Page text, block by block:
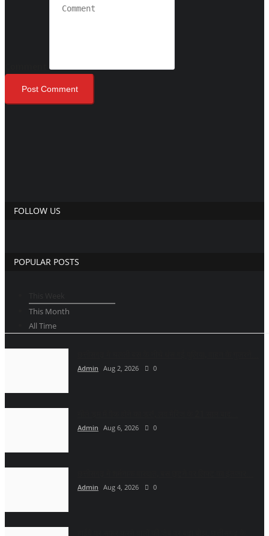
Post Comment
FOLLOW US
POPULAR POSTS
This Month
All Time
Admin Aug 2, 2026 0
Admin Aug 6, 2026 0
Admin Aug 4, 2026 0